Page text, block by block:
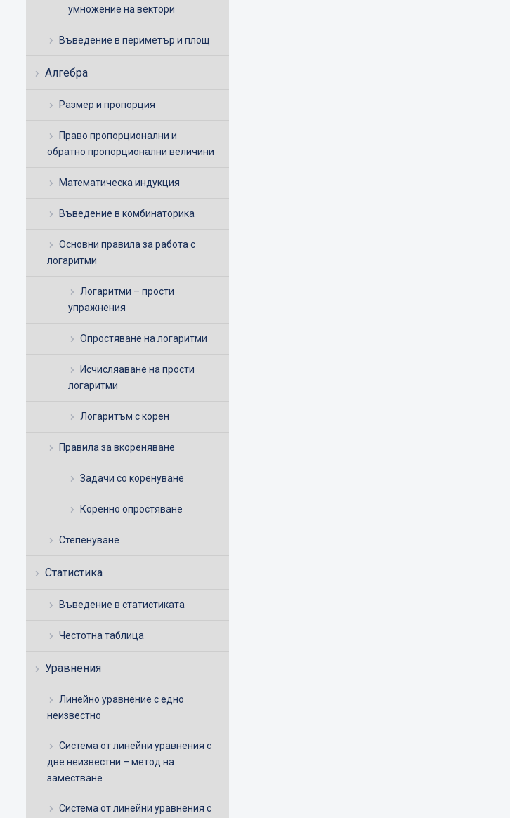
умножение на вектори
Въведение в периметър и площ
Алгебра
Размер и пропорция
Право пропорционални и
обратно пропорционални величини
Математическа индукция
Въведение в комбинаторика
Основни правила за работа с
логаритми
Логаритми – прости
упражнения
Опростяване на логаритми
Исчисляаване на прости
логаритми
Логаритъм с корен
Правила за вкореняване
Задачи со коренуване
Коренно опростяване
Степенуване
Статистика
Въведение в статистиката
Честотна таблица
Уравнения
Линейно уравнение с едно
неизвестно
Система от линейни уравнения с
две неизвестни – метод на
заместване
Система от линейни уравнения с